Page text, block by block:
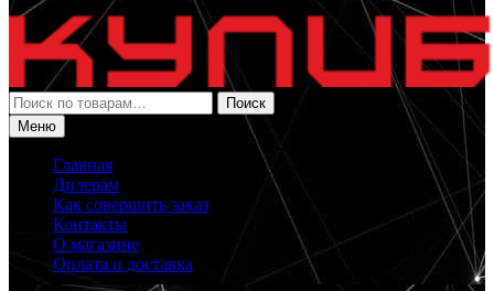
Искать:
Поиск
Меню
Главная
Дилерам
Как совершить заказ
Контакты
О магазине
Оплата и доставка